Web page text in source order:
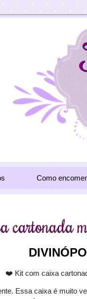
Como
cartonada
❤️ Kit com caixa
Essa caixa é muito